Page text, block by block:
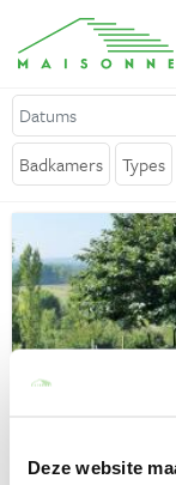
Deze website
Badkamers
Types
Prigonrieux
Over
Waarom Maisonne?
Affiliates
Vacatures
Verhuur je
Contact
Algemene